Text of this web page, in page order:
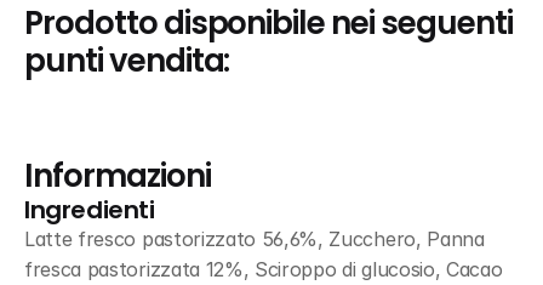
Prodotto disponibile nei seguenti
punti vendita:
Informazioni
Ingredienti
Latte fresco pastorizzato 56,6%, Zucchero, Panna
fresca pastorizzata 12%, Sciroppo di glucosio, Cacao